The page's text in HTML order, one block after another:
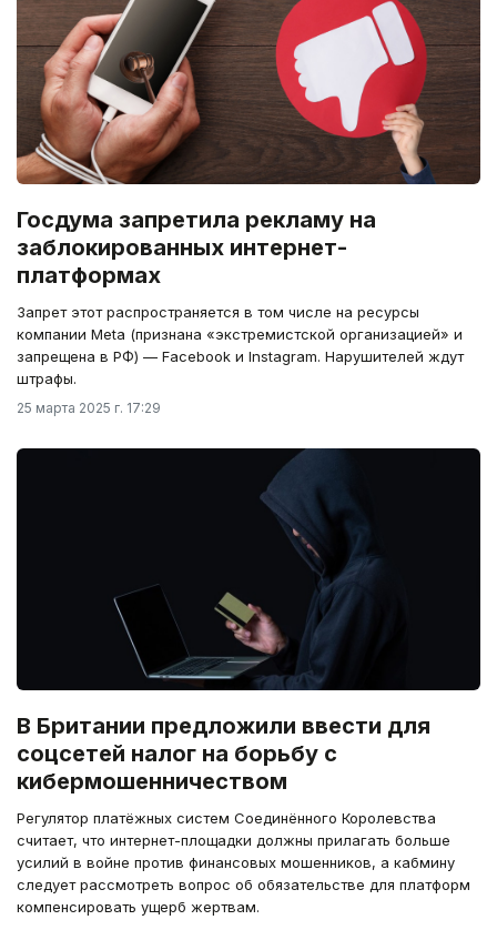
Госдума запретила рекламу на
заблокированных интернет-
платформах
Запрет этот распространяется в том числе на ресурсы
компании Meta (признана «экстремистской организацией» и
запрещена в РФ) — Facebook и Instagram. Нарушителей ждут
штрафы.
25 марта 2025 г. 17:29
В Британии предложили ввести для
соцсетей налог на борьбу с
кибермошенничеством
Регулятор платёжных систем Соединённого Королевства
считает, что интернет-площадки должны прилагать больше
усилий в войне против финансовых мошенников, а кабмину
следует рассмотреть вопрос об обязательстве для платформ
компенсировать ущерб жертвам.